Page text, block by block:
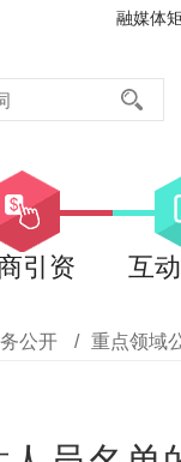
融媒体
引资 互
公开 / 重点领域